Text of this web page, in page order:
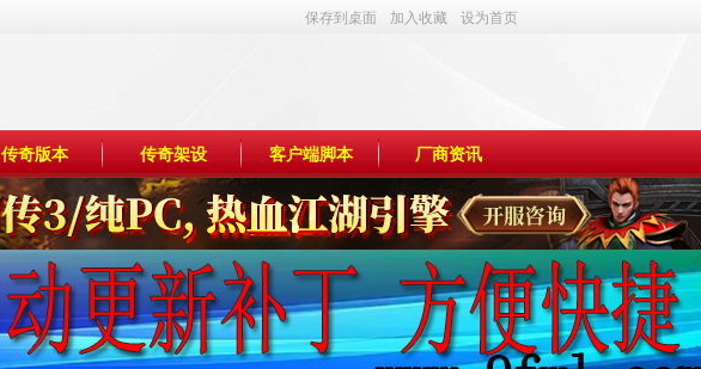
保存到桌面 加入收藏 设为首页
传奇版本 传奇架设 客户端脚本 厂商资讯